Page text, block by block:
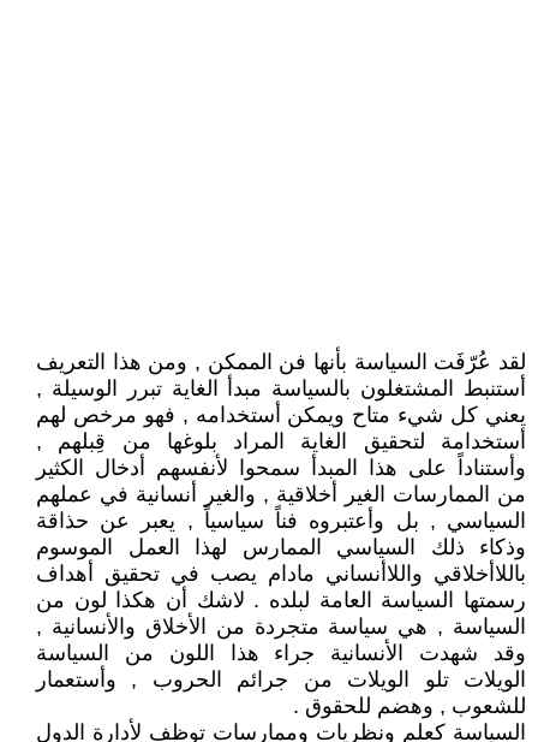
لقد عُرّفَت السياسة بأنها فن الممكن , ومن هذا التعريف
أستنبط المشتغلون بالسياسة مبدأ الغاية تبرر الوسيلة ,
يعني كل شيء متاح ويمكن أستخدامه , فهو مرخص لهم
أستخدامة لتحقيق الغاية المراد بلوغها من قِبلهم ,
وأستناداً على هذا المبدأ سمحوا لأنفسهم أدخال الكثير
من الممارسات الغير أخلاقية , والغير أنسانية في عملهم
السياسي , بل وأعتبروه فناً سياسياً , يعبر عن حذاقة
وذكاء ذلك السياسي الممارس لهذا العمل الموسوم
باللاأخلاقي واللاأنساني مادام يصب في تحقيق أهداف
رسمتها السياسة العامة لبلده . لاشك أن هكذا لون من
السياسة , هي سياسة متجردة من الأخلاق والأنسانية ,
وقد شهدت الأنسانية جراء هذا اللون من السياسة
الويلات تلو الويلات من جرائم الحروب , وأستعمار
للشعوب , وهضم للحقوق .
السياسة كعلم ونظريات وممارسات توظف لأدارة الدول